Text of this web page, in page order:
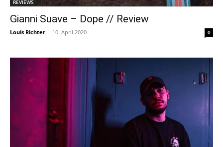
REVIEWS
Gianni Suave – Dope // Review
Louis Richter - 10. April 2020 0